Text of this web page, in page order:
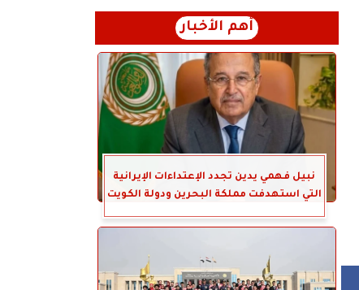
أهم الأخبار
نبيل فهمي يدين تجدد الإعتداءات الإيرانية
التي استهدفت مملكة البحرين ودولة الكويت